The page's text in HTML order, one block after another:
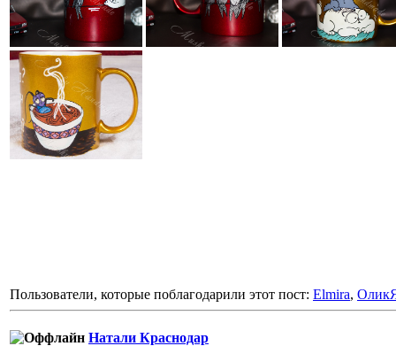
Пользователи, которые поблагодарили этот пост: Elmira,
Натали Краснодар